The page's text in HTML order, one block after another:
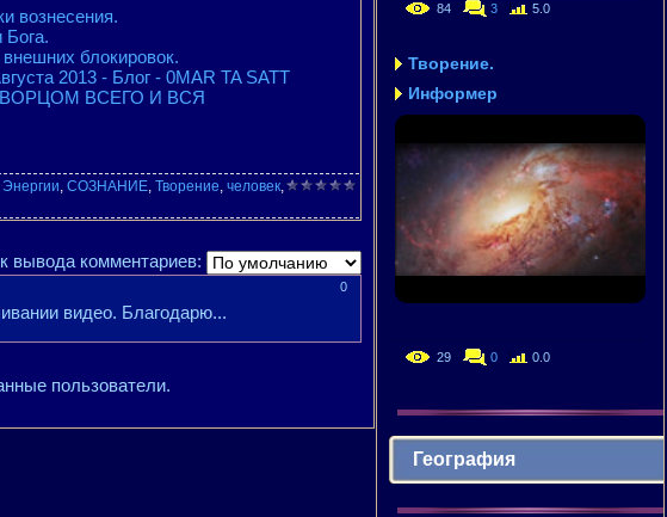
вознесения.
блокировок.
2013 - Блог - 0MAR TA SATT
ВСЕГО И ВСЯ
Энергии, СОЗНАНИЕ, Творение, человек,
вывода комментариев:
0
видео. Благодарю...
пользователи.
84 3 5.0
Творение.
Информер
29 0 0.0
География